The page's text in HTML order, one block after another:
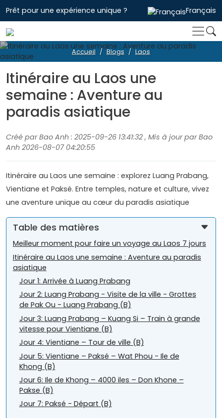
Prêt pour une expérience unique ? Français
Accueil Blogs Laos
Itinéraire au Laos une
semaine : Aventure au
paradis asiatique
Créé par Bao Anh : 2025-09-26 13:41:32 , Mis à jour par Bao
Anh 2026-08-07 04:20:55
Itinéraire au Laos une semaine : explorez Luang Prabang,
Vientiane et Paksé. Entre temples, nature et culture, vivez
une aventure unique au cœur du paradis asiatique
Table des matières
Meilleur moment pour faire un voyage au Laos 7 jours
Itinéraire au Laos une semaine : Aventure au paradis
asiatique
Jour 1: Arrivée à Luang Prabang
Jour 2: Luang Prabang - Visite de la ville - Grottes
de Pak Ou - Luang Prabang (B)
Jour 3: Luang Prabang – Kuang Si – Train à grande
vitesse pour Vientiane (B)
Jour 4: Vientiane – Tour de ville (B)
Jour 5: Vientiane – Paksé – Wat Phou - Ile de
Khong (B)
Jour 6: Ile de Khong – 4000 iles – Don Khone –
Pakse (B)
Jour 7: Paksé - Départ (B)